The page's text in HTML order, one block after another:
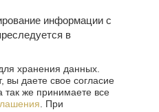
информации с
в
хранения данных.
вы даете свое согласие
же принимаете все
. При